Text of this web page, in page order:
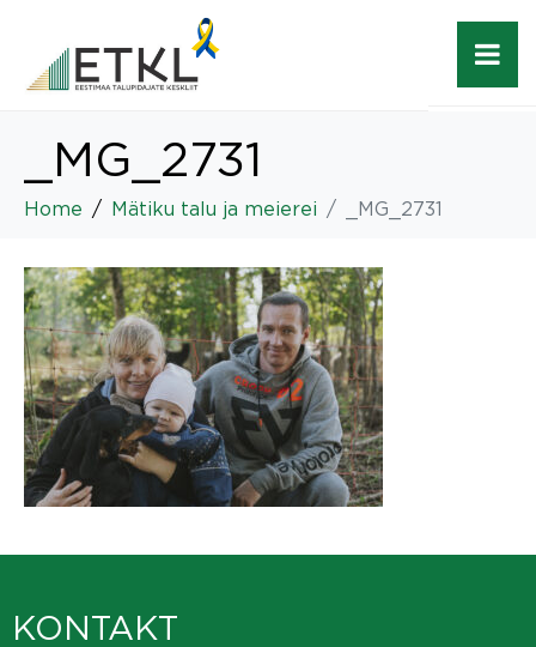
_MG_2731
Home Mätiku talu ja meierei _MG_2731
KONTAKT